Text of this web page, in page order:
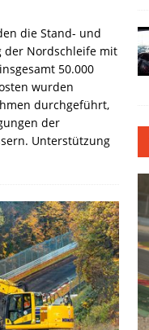
die Stand- und
der Nordschleife mit
50.000
wurden
durchgeführt,
der
Unterstützung